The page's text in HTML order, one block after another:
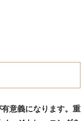
意義になります。重